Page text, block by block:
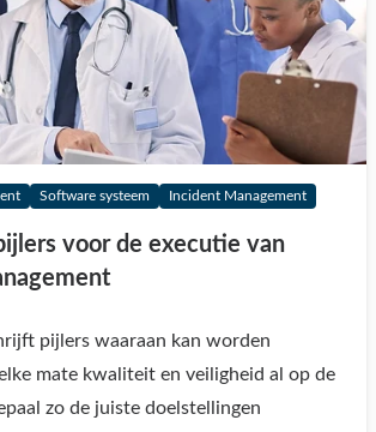
Software systeem Incident Management
voor de executie van
pijlers waaraan kan worden
mate kwaliteit en veiligheid al op de
zo de juiste doelstellingen